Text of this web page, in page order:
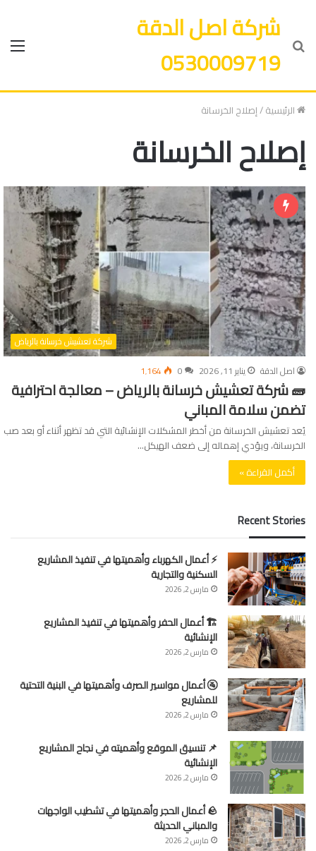
شركة اصل الدقة
0530009719عن
الرئيسية/إصلاح الخرسانة
إصلاح الخرسانة
شركة تعشيش خرسانة بالرياض
اصل الدقة
يناير 11, 2026 0 1٬164
🧱 شركة تعشيش خرسانة بالرياض – معالجة احترافية
تضمن سلامة المباني
يُعد تعشيش الخرسانة من أخطر المشكلات الإنشائية التي قد تظهر أثناء أو بعد صب
الخرسانة، ويؤدي إهماله إلى ضعف الهيكل…
أكمل القراءة »
Recent Stories
⚡ أعمال الكهرباء وأهميتها في تنفيذ المشاريع
السكنية والتجارية
مارس 2, 2026
🏗 أعمال الحفر وأهميتها في تنفيذ المشاريع
الإنشائية
مارس 2, 2026
🚰 أعمال مواسير الصرف وأهميتها في البنية التحتية
للمشاريع
مارس 2, 2026
📌 تنسيق الموقع وأهميته في نجاح المشاريع
الإنشائية
مارس 2, 2026
🪨 أعمال الحجر وأهميتها في تشطيب الواجهات
والمباني الحديثة
مارس 2, 2026